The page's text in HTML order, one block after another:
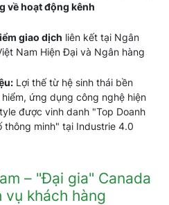
về hoạt động kênh
giao dịch liên kết tại Ngân
Nam Hiện Đại và Ngân hàng
Lợi thế từ hệ sinh thái bền
ứng dụng công nghệ hiện
được vinh danh "Top Doanh
thông minh" tại Industrie 4.0
– "Đại gia" Canada
vụ khách hàng